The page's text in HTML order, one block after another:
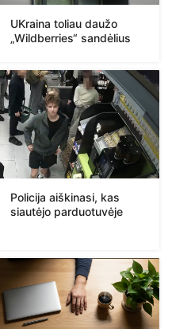
UKraina toliau daužo
„Wildberries“ sandėlius
Policija aiškinasi, kas
siautėjo parduotuvėje